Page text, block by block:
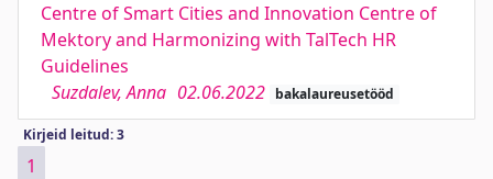
Centre of Smart Cities and Innovation Centre of
Mektory and Harmonizing with TalTech HR
Guidelines
Suzdalev, Anna 02.06.2022 bakalaureusetööd
Kirjeid leitud: 3
1